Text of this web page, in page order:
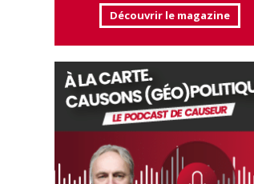
Découvrir le magazine